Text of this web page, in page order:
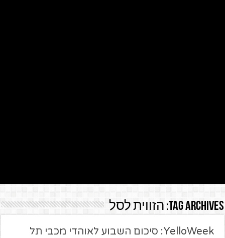
Tag Archives: הזווית לסל
YelloWeek: סיכום השבוע לאוהדי מכבי תל